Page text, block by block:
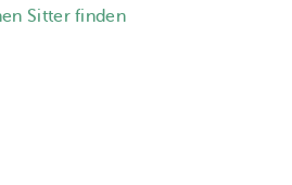
Sitter finden